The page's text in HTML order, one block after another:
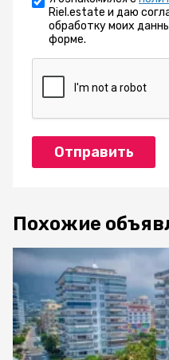
Riel.estate и даю
обработку моих
форме.
Отправить
Похожие